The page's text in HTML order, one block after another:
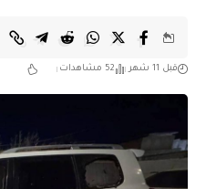
قبل 11 شهر 52 مشاهدات